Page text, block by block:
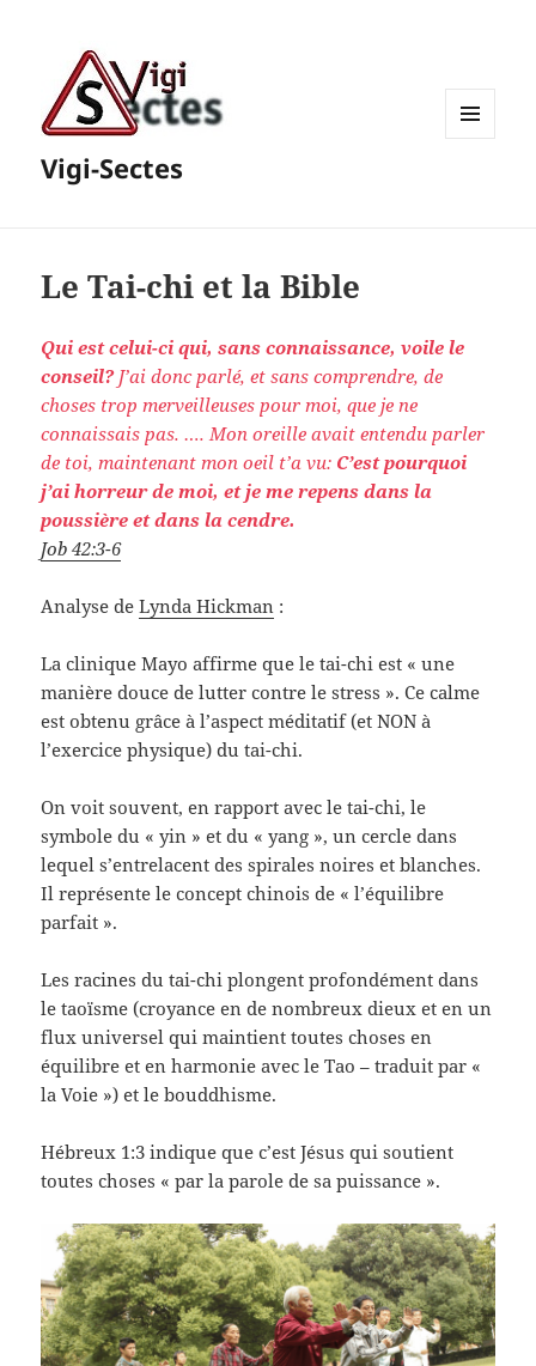
Vigi-Sectes
Le Tai-chi et la Bible
Qui est celui-ci qui, sans connaissance, voile le
conseil? J’ai donc parlé, et sans comprendre, de
choses trop merveilleuses pour moi, que je ne
connaissais pas. …. Mon oreille avait entendu parler
de toi, maintenant mon oeil t’a vu: C’est pourquoi
j’ai horreur de moi, et je me repens dans la
poussière et dans la cendre.
Job 42:3-6
Analyse deLynda Hickman :
La clinique Mayo affirme que le tai-chi est « une
manière douce de lutter contre le stress ». Ce calme
est obtenu grâce à l’aspect méditatif (et NON à
l’exercice physique) du tai-chi.
On voit souvent, en rapport avec le tai-chi, le
symbole du « yin » et du « yang », un cercle dans
lequel s’entrelacent des spirales noires et blanches.
Il représente le concept chinois de « l’équilibre
parfait ».
Les racines du tai-chi plongent profondément dans
le taoïsme (croyance en de nombreux dieux et en un
flux universel qui maintient toutes choses en
équilibre et en harmonie avec le Tao – traduit par «
la Voie ») et le bouddhisme.
Hébreux 1:3 indique que c’est Jésus qui soutient
toutes choses « par la parole de sa puissance ».